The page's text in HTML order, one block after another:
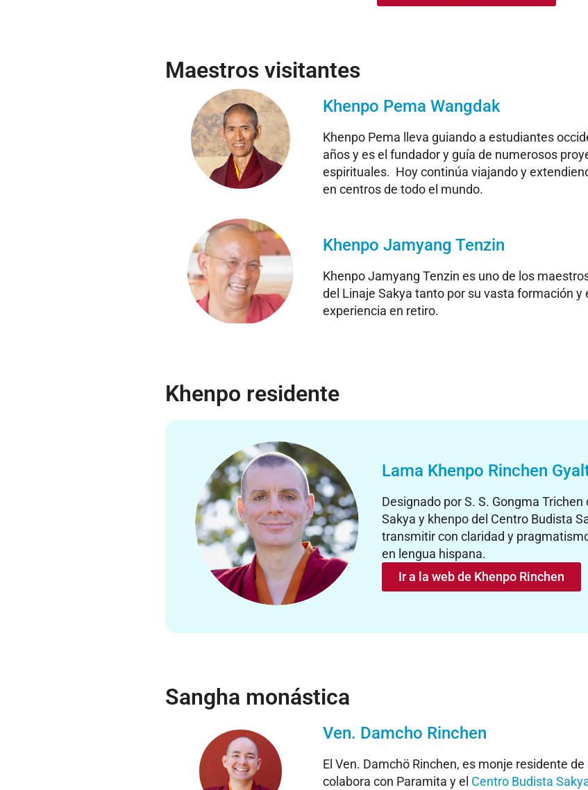
Maestros visitantes
Khenpo Pema Wangdak
Khenpo Pema lleva guiando a estudiantes
años y es el fundador y guía de numerosos
espirituales. Hoy continúa viajando y
en centros de todo el mundo.
Khenpo Jamyang Tenzin
Khenpo Jamyang Tenzin es uno de los
del Linaje Sakya tanto por su vasta formación y
experiencia en retiro.
Khenpo residente
Lama Khenpo Rinchen
Designado por S. S. Gongma
Sakya y khenpo del Centro Budista
transmitir con claridad y
en lengua hispana.
Ir a la web de Khenpo Rinchen
Sangha monástica
Ven. Damcho Rinchen
El Ven. Damchö Rinchen, es monje residente de
colabora con Paramita y el Centro Budista